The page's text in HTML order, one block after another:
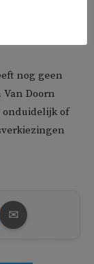
een
nog geen
Doorn
onduidelijk of
✉